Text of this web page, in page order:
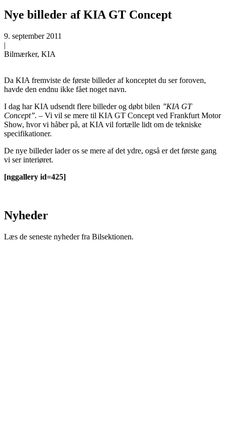
Nye billeder af KIA GT Concept
9. september 2011
|
Bilmærker, KIA
Da KIA fremviste de første billeder af konceptet du ser foroven,
havde den endnu ikke fået noget navn.
I dag har KIA udsendt flere billeder og døbt bilen ’’KIA GT
Concept’’. – Vi vil se mere til KIA GT Concept ved Frankfurt Motor
Show, hvor vi håber på, at KIA vil fortælle lidt om de tekniske
specifikationer.
De nye billeder lader os se mere af det ydre, også er det første gang
vi ser interiøret.
[nggallery id=425]
Nyheder
Læs de seneste nyheder fra Bilsektionen.